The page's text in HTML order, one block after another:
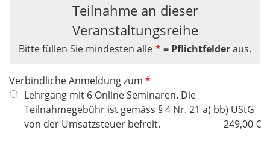
Teilnahme an dieser
Veranstaltungsreihe
Bitte füllen Sie mindesten alle *= Pflichtfelderaus.
Verbindliche Anmeldung zum P
f
l
i
Lehrgang mit 6 Online Seminaren. Die
Teilnahmegebühr ist gemäss § 4 Nr. 21 a) bb) UStG
von der Umsatzsteuer befreit.
249,00 €